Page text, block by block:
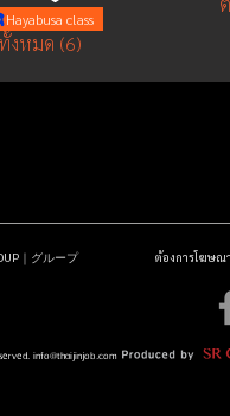
Hayabusa class
งหมด (6)
｜グループ ต้องการโฆษณ
info@thaijinjob.com